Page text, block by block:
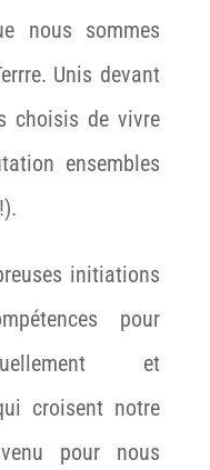
nous sommes
Unis devant
choisis de vivre
ensembles
initiations
pour
et
croisent notre
pour nous